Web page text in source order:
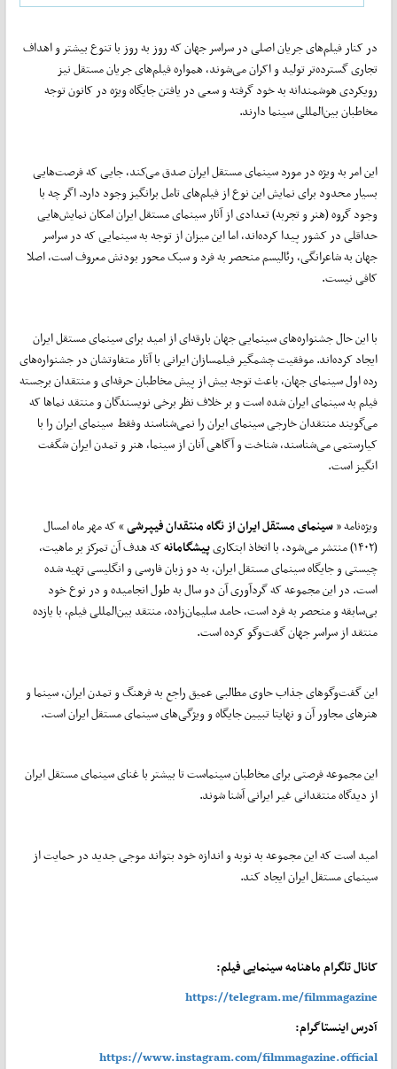
در کنار فیلم‌های جریان اصلی در سراسر جهان که روز به روز با تنوع بیشتر و اهداف
تجاری گسترده‌تر تولید و اکران می‌شوند، همواره فیلم‌های جریان مستقل نیز
رویکردی هوشمندانه به خود گرفته و سعی در یافتن جایگاه ویژه در کانون توجه
مخاطبان بین‌المللی سینما دارند.
این امر به ویژه در مورد سینمای مستقل ایران صدق می‌کند، جایی که فرصت‌هایی
بسیار محدود برای نمایش این نوع از فیلم‌های تامل برانگیز وجود دارد. اگر چه با
وجود گروه (هنر و تجربه) تعدادی از آثار سینمای مستقل ایران امکان نمایش‌هایی
حداقلی در کشور پیدا کرده‌اند، اما این میزان از توجه به سینمایی که در سراسر
جهان به شاعرانگی، رئالیسم منحصر به فرد و سبک محور بودنش معروف است، اصلا
کافی نیست.
با این حال جشنواره‌های سینمایی جهان بارقه‌ای از امید برای سینمای مستقل ایران
ایجاد کرده‌اند. موفقیت چشمگیر فیلمسازان ایرانی با آثار متفاوتشان در جشنواره‌های
رده اول سینمای جهان، باعث توجه بیش از پیش مخاطبان حرفه‌ای و منتقدان برجسته
فیلم به سینمای ایران شده است و بر خلاف نظر برخی نویسندگان و منتقد نماها که
می‌گویند منتقدان خارجی سینمای ایران را نمی‌شناسند وفقط سینمای ایران را با
کیارستمی می‌شناسند، شناخت و آگاهی آنان از سینما، هنر و تمدن ایران شگفت
انگیز است.
ویژه‌نامه «سینمای مستقل ایران از نگاه منتقدان فیپرشی» که مهر ماه امسال
پیشگامانهکه هدف آن تمرکز بر ماهیت،
چیستی و جایگاه سینمای مستقل ایران، به دو زبان فارسی و انگلیسی تهیه شده
است. در این مجموعه که گردآوری آن دو سال به طول انجامیده و در نوع خود
بی‌سابقه و منحصر به فرد است، حامد سلیمان‌زاده، منتقد بین‌المللی فیلم، با یازده
منتقد از سراسر جهان گفت‌وگو کرده است.
این گفت‌وگوهای جذاب حاوی مطالبی عمیق راجع به فرهنگ و تمدن ایران، سینما و
هنرهای مجاور آن و نهایتا تبیین جایگاه و ویژگی‌های سینمای مستقل ایران است.
این مجموعه فرصتی برای مخاطبان سینماست تا بیشتر با غنای سینمای مستقل ایران
از دیدگاه منتقدانی غیر ایرانی آشنا شوند.
امید است که این مجموعه به نوبه و اندازه خود بتواند موجی جدید در حمایت از
سینمای مستقل ایران ایجاد کند.
کانال تلگرام ماهنامه سینمایی فیلم:
https://telegram.me/filmmagazine
آدرس اینستاگرام:
https://www.instagram.com/filmmagazine.official